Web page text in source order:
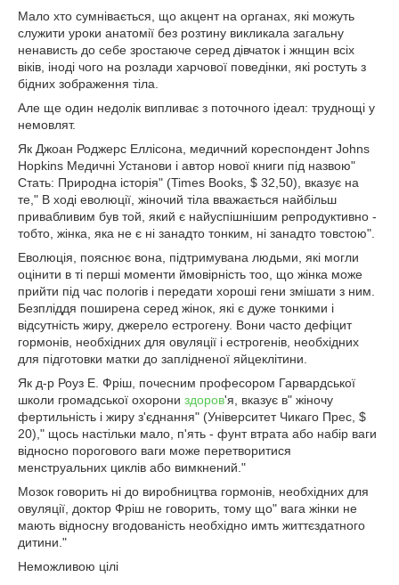
Мало хто сумнівається, що акцент на органах, які можуть
служити уроки анатомії без розтину викликала загальну
ненависть до себе зростаюче серед дівчаток і жнщин всіх
віків, іноді чого на розлади харчової поведінки, які ростуть з
бідних зображення тіла.
Але ще один недолік випливає з поточного ідеал: труднощі у
немовлят.
Як Джоан Роджерс Еллісона, медичний кореспондент Johns
Hopkins Медичні Установи і автор нової книги під назвою"
Стать: Природна історія" (Times Books, $ 32,50), вказує на
те," В ході еволюції, жіночий тіла вважається найбільш
привабливим був той, який є найуспішнішим репродуктивно -
тобто, жінка, яка не є ні занадто тонким, ні занадто товстою".
Еволюція, пояснює вона, підтримувана людьми, які могли
оцінити в ті перші моменти ймовірність тоо, що жінка може
прийти під час пологів і передати хороші гени змішати з ним.
Безпліддя поширена серед жінок, які є дуже тонкими і
відсутність жиру, джерело естрогену. Вони часто дефіцит
гормонів, необхідних для овуляції і естрогенів, необхідних
для підготовки матки до заплідненої яйцеклітини.
Як д-р Роуз Е. Фріш, почесним професором Гарвардської
школи громадської охорони здоров'я, вказує в" жіночу
фертильність і жиру з'єднання" (Університет Чикаго Прес, $
20)," щось настільки мало, п'ять - фунт втрата або набір ваги
відносно порогового ваги може перетворитися
менструальних циклів або вимкнений."
Мозок говорить ні до виробництва гормонів, необхідних для
овуляції, доктор Фріш не говорить, тому що" вага жінки не
мають відносну вгодованість необхідно имть життєздатного
дитини."
Неможливою цілі